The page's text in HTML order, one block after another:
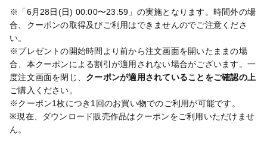
※「6月28日(日) 00:00〜23:59」の実施となります。時間外の場
合、クーポンの取得及びご利用はできませんのでご注意くださ
い。
※プレゼントの開始時間より前から注文画面を開いたままの場
合、本クーポンによる割引が適用されない場合がございます。一
度注文画面を閉じ、 クーポンが適用されていることをご確認の上
ご購入ください。
※クーポン1枚につき1回のお買い物でのご利用が可能です。
※現在、ダウンロード販売作品はクーポンをご利用いただけませ
ん。